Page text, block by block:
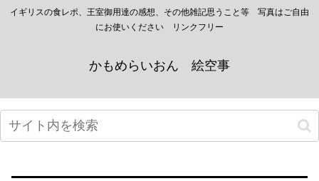
イギリスの食レポ、王室御用達の感想、その他雑記思うこと等 写真はご自由
にお使いください リンクフリー
かもめらいおん 絵空事